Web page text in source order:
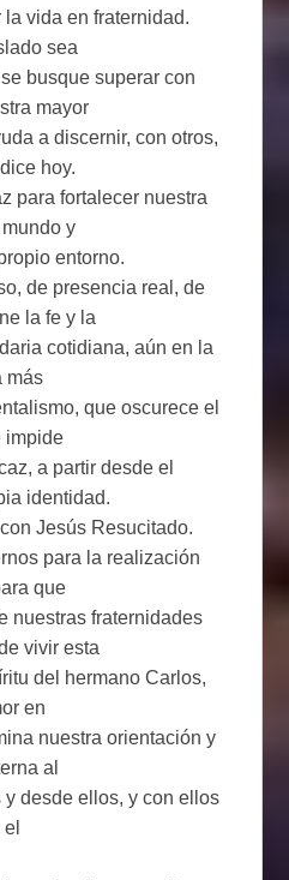
la vida en fraternidad.
sea
busque superar con
mayor
a discernir, con otros,
hoy.
para fortalecer nuestra
y
entorno.
de presencia real, de
la fe y la
cotidiana, aún en la
más
que oscurece el
impide
a partir desde el
identidad.
Jesús Resucitado.
para la realización
que
nuestras fraternidades
vivir esta
del hermano Carlos,
en
nuestra orientación y
al
desde ellos, y con ellos